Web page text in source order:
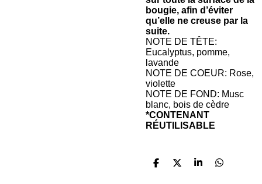
bougie, afin d’éviter
qu’elle ne creuse par la
suite.
NOTE DE TÊTE:
Eucalyptus, pomme,
lavande
NOTE DE COEUR: Rose,
violette
NOTE DE FOND: Musc
blanc, bois de cèdre
*CONTENANT
RÉUTILISABLE
P
P
P
P